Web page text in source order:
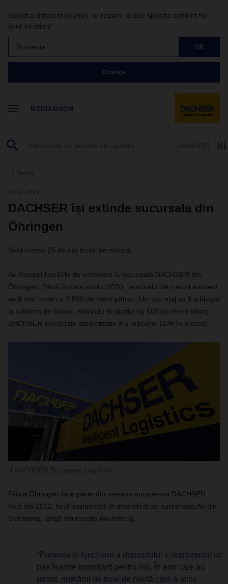
Select a different country, or region, to see specific content for
your location!
Romania OK
Change
MEDIAROOM
Urmărit(0)
înapoi
22.11.2019
DACHSER își extinde sucursala din
Öhringen
Sunt create 25 de noi locuri de muncă.
Au început lucrările de extindere la sucursala DACHSER din
Öhringen. Până în vara anului 2020, terminalul de tranzit existent
va fi mai mare cu 3,500 de metri pătrați. Un nou etaj va fi adăugat
la clădirea de birouri, mărindu-și spațiul cu 600 de metri pătrați.
DACHSER investește aproximativ 9,5 milioane EUR în proiect.
Filiala Öhringen face parte din rețeaua europeană DACHSER
încă din 2012, fiind poziționată în mod ideal pe autostrada A6 din
Germania, lângă intersecția Weinsberg.
“Punerea în funcțiune a depozitului a reprezentat un
pas înainte important pentru noi. În anii care au
urmat, numărul de tone de marfă care a atins